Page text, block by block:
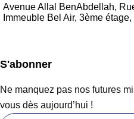
Avenue Allal BenAbdellah,
Immeuble Bel Air, 3ème
S'abonner
Ne manquez pas nos futures
vous dès aujourd’hui !